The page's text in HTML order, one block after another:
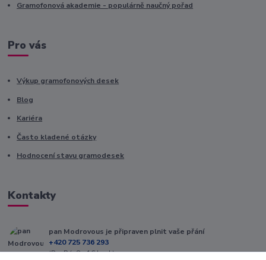
Gramofonová akademie - populárně naučný pořad
Pro vás
Výkup gramofonových desek
Blog
Kariéra
Často kladené otázky
Hodnocení stavu gramodesek
Kontakty
pan Modrovous je připraven plnit vaše přání
+420 725 736 293
(Po-Pá, 8 - 16 hod.)